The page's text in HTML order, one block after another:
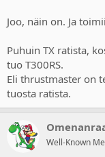
Joo, näin on. Ja
Puhuin TX ratista,
tuo T300RS.
Eli thrustmaster on
tuosta ratista.
Well-Known